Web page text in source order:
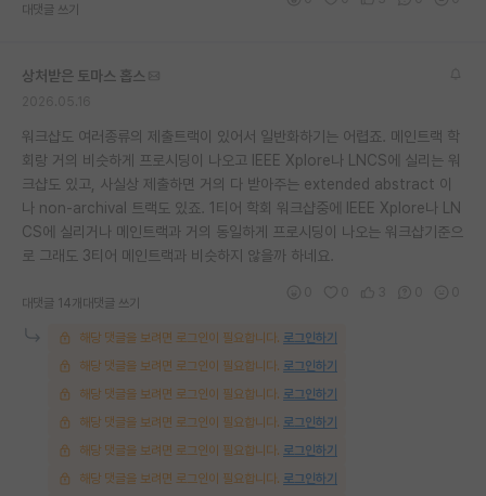
대댓글 쓰기
상처받은 토마스 홉스
워크샵도 여러종류의 제출트랙이 있어서 일반화하기는 어렵죠. 메인트랙 학
회랑 거의 비슷하게 프로시딩이 나오고 IEEE Xplore나 LNCS에 실리는 워
크샵도 있고, 사실상 제출하면 거의 다 받아주는 extended abstract 이
나 non-archival 트랙도 있죠. 1티어 학회 워크샵중에 IEEE Xplore나 LN
CS에 실리거나 메인트랙과 거의 동일하게 프로시딩이 나오는 워크샵기준으
로 그래도 3티어 메인트랙과 비슷하지 않을까 하네요.
대댓글 14개 대댓글 쓰기
해당 댓글을 보려면 로그인이 필요합니다. 로그인하기
해당 댓글을 보려면 로그인이 필요합니다. 로그인하기
해당 댓글을 보려면 로그인이 필요합니다. 로그인하기
해당 댓글을 보려면 로그인이 필요합니다. 로그인하기
해당 댓글을 보려면 로그인이 필요합니다. 로그인하기
해당 댓글을 보려면 로그인이 필요합니다. 로그인하기